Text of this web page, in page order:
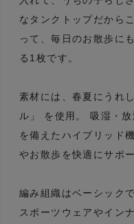
なタンクトップだから
って、毎日のお散歩に
る1枚です。
素材には、春夏にうれ
ル」 を使用。 吸湿・
を備えたハイブリッド
やお散歩を快適にサポ
編み組織はベーシック
スポーツウェアやイン